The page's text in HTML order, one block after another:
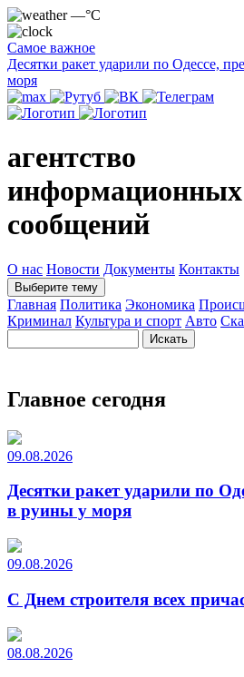
—°C
Самое важное
Десятки ракет ударили по Одессе,
моря
агентство
информационных
сообщений
О нас Новости Документы Контакты
Выберите тему
Главная Политика Экономика
Криминал Культура и спорт Авто
Главное сегодня
09.08.2026
Десятки ракет ударили по
в руины у моря
09.08.2026
С Днем строителя всех
08.08.2026